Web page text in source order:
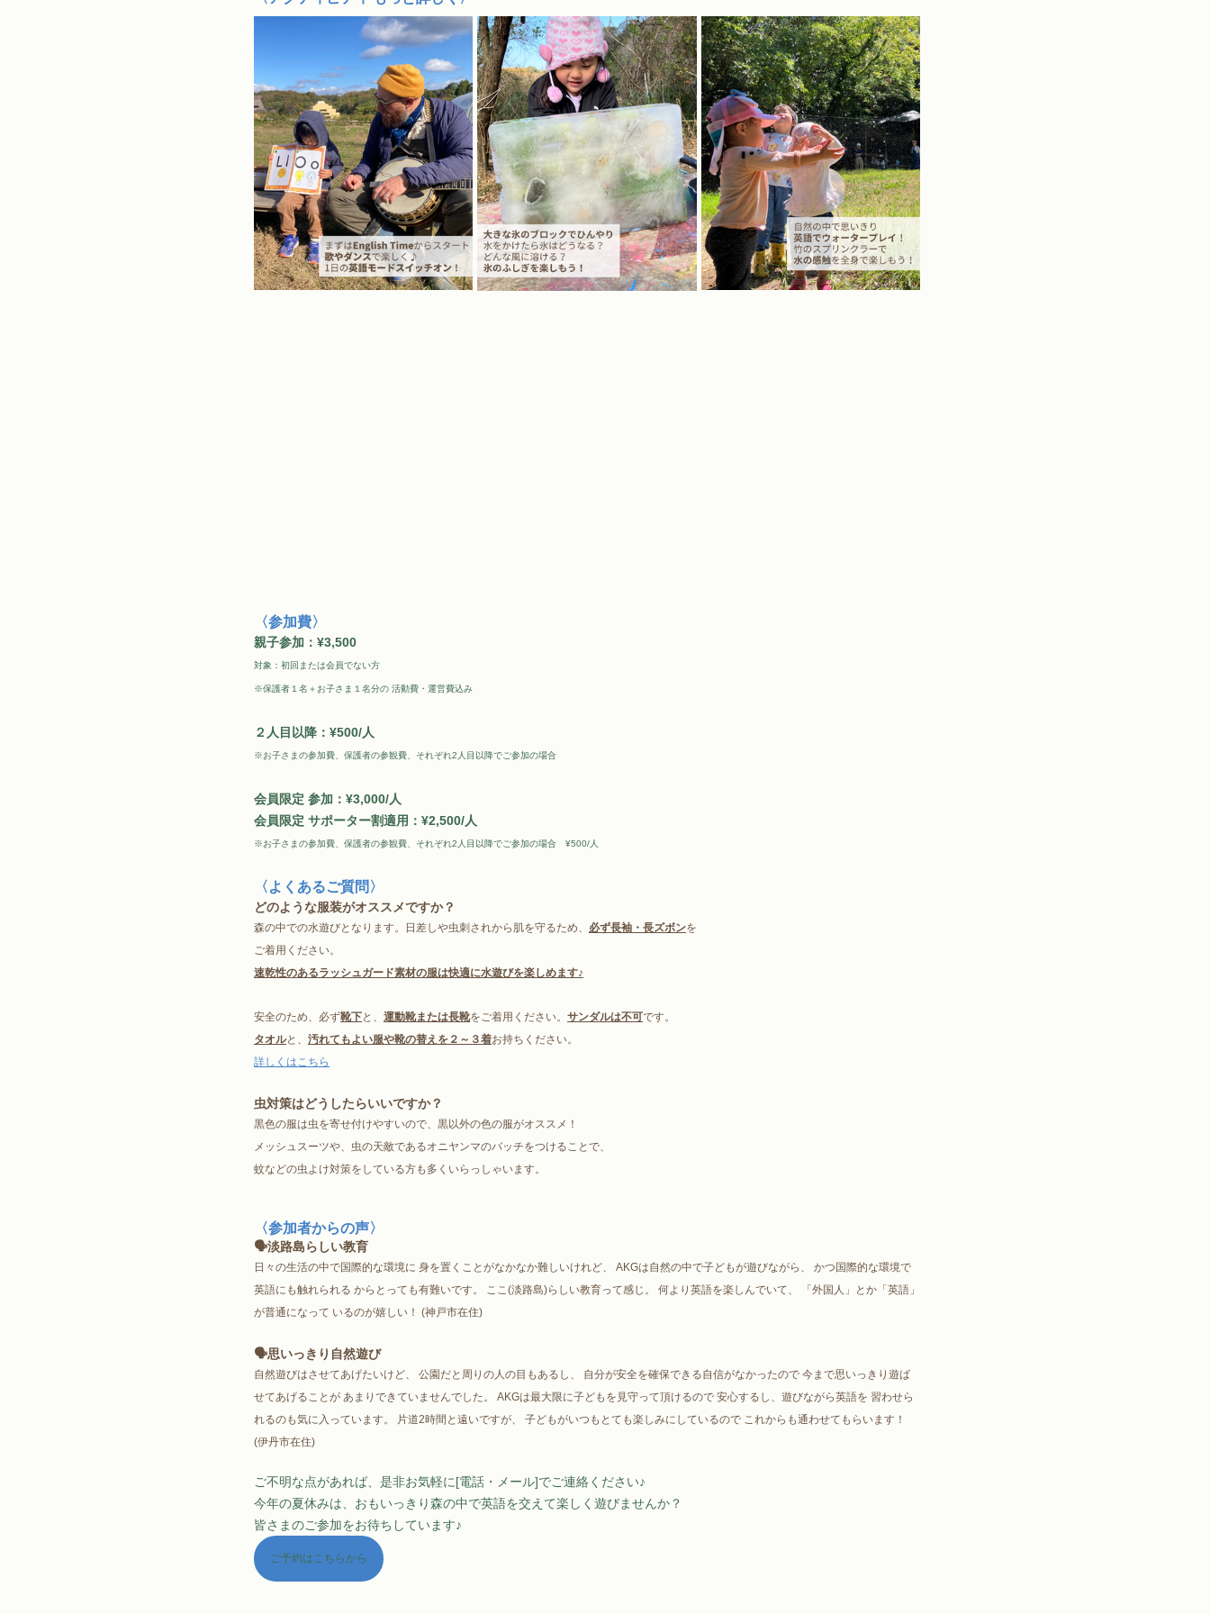
〈参加費〉
親子参加：¥3,500
対象：初回または会員でない方
※保護者１名＋お子さま１名分の 活動費・運営費込み
２人目以降：¥500/人
※お子さまの参加費、保護者の参観費、それぞれ2人目以降でご参加の場合
会員限定 参加：¥3,000/人
会員限定 サポーター割適用：¥2,500/人
※お子さまの参加費、保護者の参観費、それぞれ2人目以降でご参加の場合　¥500/人
〈よくあるご質問〉
どのような服装がオススメですか？
森の中での水遊びとなります。日差しや虫刺されから肌を守るため、 必ず長袖・長ズボンを
ご着用ください。
速乾性のあるラッシュガード素材の服は快適に水遊びを楽しめます♪
安全のため、必ず靴下と、 運動靴または長靴をご着用ください。 サンダルは不可です。
タオルと、 汚れてもよい服や靴の替えを２～３着お持ちください。
詳しくはこちら
虫対策はどうしたらいいですか？
黒色の服は虫を寄せ付けやすいので、黒以外の色の服がオススメ！
メッシュスーツや、虫の天敵であるオニヤンマのバッチをつけることで、
蚊などの虫よけ対策をしている方も多くいらっしゃいます。
〈参加者からの声〉
🗣淡路島らしい教育
日々の生活の中で国際的な環境に 身を置くことがなかなか難しいけれど、 AKGは自然の中で子どもが遊びながら、 かつ国際的な環境で
英語にも触れられる からとっても有難いです。 ここ(淡路島)らしい教育って感じ。 何より英語を楽しんでいて、 「外国人」とか「英語」
が普通になって いるのが嬉しい！ (神戸市在住)
🗣思いっきり自然遊び
自然遊びはさせてあげたいけど、 公園だと周りの人の目もあるし、 自分が安全を確保できる自信がなかったので 今まで思いっきり遊ば
せてあげることが あまりできていませんでした。 AKGは最大限に子どもを見守って頂けるので 安心するし、遊びながら英語を 習わせら
れるのも気に入っています。 片道2時間と遠いですが、 子どもがいつもとても楽しみにしているので これからも通わせてもらいます！
(伊丹市在住)
ご不明な点があれば、是非お気軽に[電話・メール]でご連絡ください♪
今年の夏休みは、おもいっきり森の中で英語を交えて楽しく遊びませんか？
皆さまのご参加をお待ちしています♪
ご予約はこちらから